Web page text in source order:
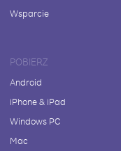
Wsparcie
POBIERZ
Android
iPhone & iPad
Windows PC
Mac